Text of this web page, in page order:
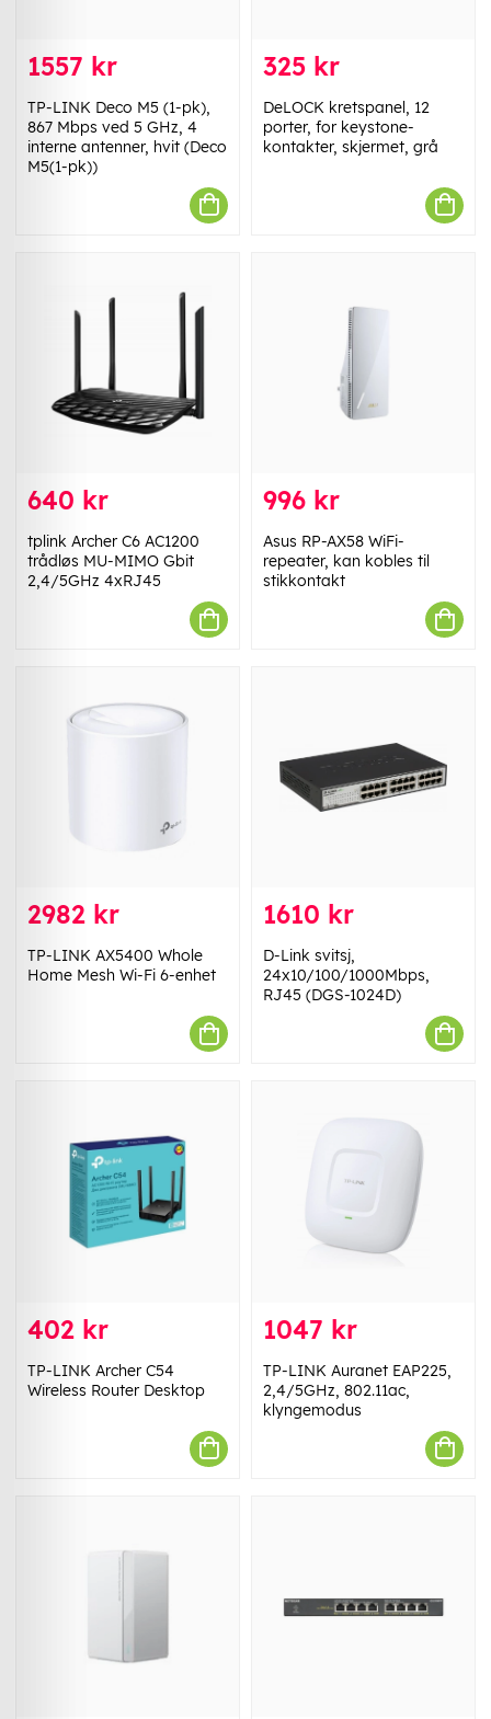
1557 kr
TP-LINK Deco M5 (1-pk),
867 Mbps ved 5 GHz, 4
interne antenner, hvit (Deco
M5(1-pk))
325 kr
DeLOCK kretspanel, 12
porter, for keystone-
kontakter, skjermet, grå
640 kr
tplink Archer C6 AC1200
trådløs MU-MIMO Gbit
2,4/5GHz 4xRJ45
996 kr
Asus RP-AX58 WiFi-
repeater, kan kobles til
stikkontakt
2982 kr
TP-LINK AX5400 Whole
Home Mesh Wi-Fi 6-enhet
1610 kr
D-Link svitsj,
24x10/100/1000Mbps,
RJ45 (DGS-1024D)
402 kr
TP-LINK Archer C54
Wireless Router Desktop
1047 kr
TP-LINK Auranet EAP225,
2,4/5GHz, 802.11ac,
klyngemodus